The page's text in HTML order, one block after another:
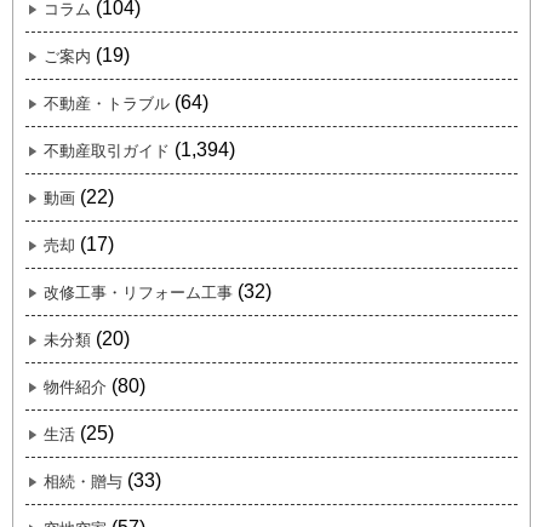
コラム (104)
ご案内 (19)
不動産・トラブル (64)
不動産取引ガイド (1,394)
動画 (22)
売却 (17)
改修工事・リフォーム工事 (32)
未分類 (20)
物件紹介 (80)
生活 (25)
相続・贈与 (33)